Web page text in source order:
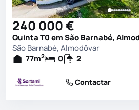
240 000 €
Quinta T0 em São Barnabé,
São Barnabé, Almodôvar
77m2 0 2
Contactar